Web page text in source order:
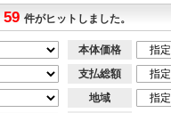
59 件がヒットしました。
本体価格
支払総額
地域